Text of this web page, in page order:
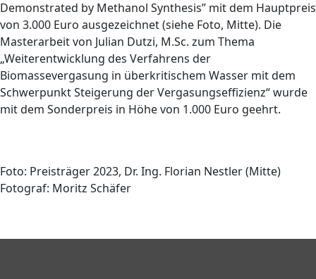
Demonstrated by Methanol Synthesis” mit dem Hauptpreis
von 3.000 Euro ausgezeichnet (siehe Foto, Mitte). Die
Masterarbeit von Julian Dutzi, M.Sc. zum Thema
„Weiterentwicklung des Verfahrens der
Biomassevergasung in überkritischem Wasser mit dem
Schwerpunkt Steigerung der Vergasungseffizienz“ wurde
mit dem Sonderpreis in Höhe von 1.000 Euro geehrt.
Foto: Preisträger 2023, Dr. Ing. Florian Nestler (Mitte)
Fotograf: Moritz Schäfer